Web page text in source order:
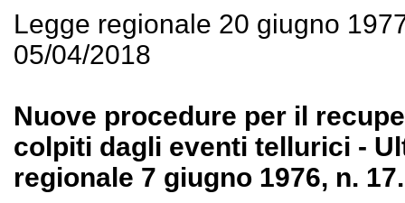
Legge regionale 20 giugno
05/04/2018
Nuove procedure per il
colpiti dagli eventi tellurici -
regionale 7 giugno 1976, n. 17.